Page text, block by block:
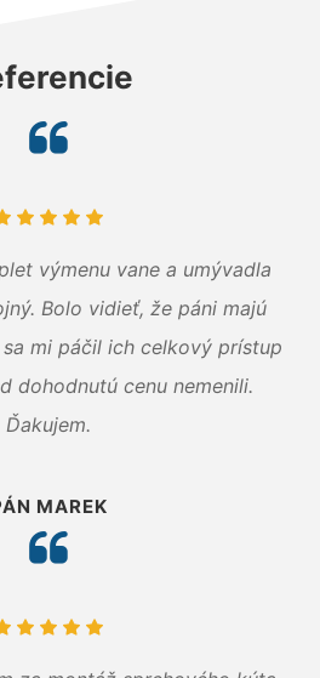
výmenu vane a umývadla
Bolo vidieť, že páni majú
mi páčil ich celkový prístup
dohodnutú cenu nemenili.
Ďakujem.
MAREK